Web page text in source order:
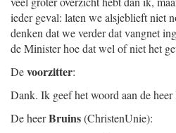
ieder geval: laten we alsjeblieft niet
denken dat we verder dat vangnet
de Minister hoe dat wel of niet het
Devoorzitter:
Dank. Ik geef het woord aan de
De heerBruins(ChristenUnie):